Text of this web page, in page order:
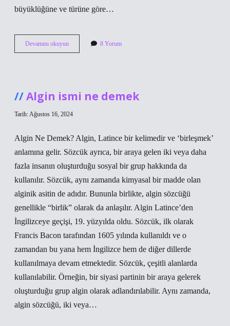
büyüklüğüne ve türüne göre…
Devamını okuyun
pişirme
8 Yorum
Algin ismi ne demek
Tarih: Ağustos 16, 2024
Algin Ne Demek? Algin, Latince bir kelimedir ve ‘birleşmek’
anlamına gelir. Sözcük ayrıca, bir araya gelen iki veya daha
fazla insanın oluşturduğu sosyal bir grup hakkında da
kullanılır. Sözcük, aynı zamanda kimyasal bir madde olan
alginik asitin de adıdır. Bununla birlikte, algin sözcüğü
genellikle “birlik” olarak da anlaşılır. Algin Latince’den
İngilizceye geçişi, 19. yüzyılda oldu. Sözcük, ilk olarak
Francis Bacon tarafından 1605 yılında kullanıldı ve o
zamandan bu yana hem İngilizce hem de diğer dillerde
kullanılmaya devam etmektedir. Sözcük, çeşitli alanlarda
kullanılabilir. Örneğin, bir siyasi partinin bir araya gelerek
oluşturduğu grup algin olarak adlandırılabilir. Aynı zamanda,
algin sözcüğü, iki veya…